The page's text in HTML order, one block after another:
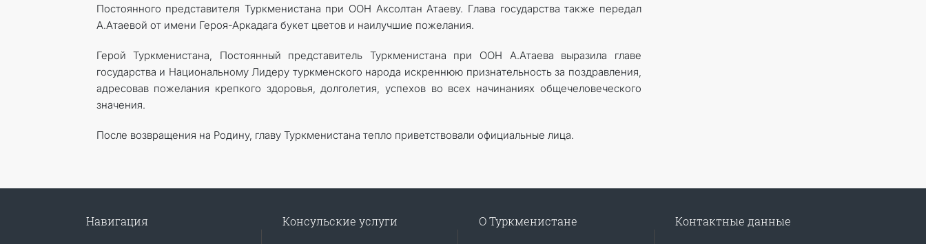
Постоянного представителя Туркменистана при ООН Аксолтан Атаеву. Глава государства также передал
А.Атаевой от имени Героя-Аркадага букет цветов и наилучшие пожелания.
Герой Туркменистана, Постоянный представитель Туркменистана при ООН А.Атаева выразила главе
государства и Национальному Лидеру туркменского народа искреннюю признательность за поздравления,
адресовав пожелания крепкого здоровья, долголетия, успехов во всех начинаниях общечеловеческого
значения.
После возвращения на Родину, главу Туркменистана тепло приветствовали официальные лица.
Навигация Консульские услуги О Туркменистане Контактные данные